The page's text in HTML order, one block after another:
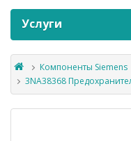
Услуги
Компоненты Siemens
3NA38368